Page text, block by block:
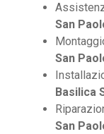
San
San
Basilica
San